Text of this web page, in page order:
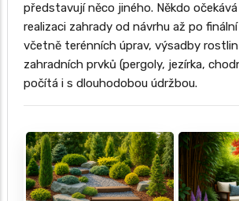
představují něco jiného. Někdo
realizaci zahrady od návrhu až po
včetně terénních úprav, výsadby
zahradních prvků (pergoly, jezírka,
počítá i s dlouhodobou údržbou.